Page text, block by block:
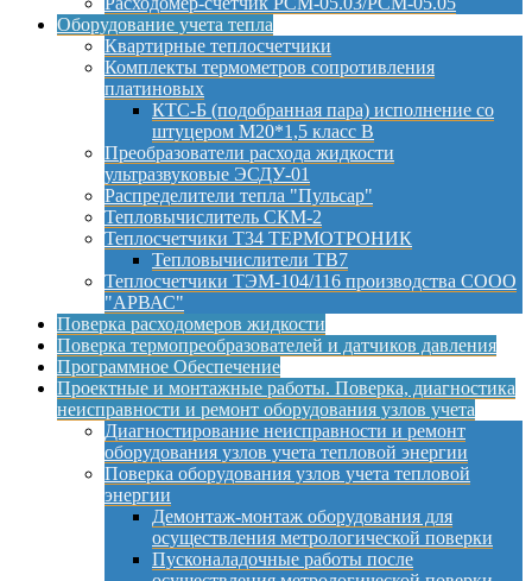
Оборудование учета тепла
Квартирные теплосчетчики
Комплекты термометров сопротивления
платиновых
КТС-Б (подобранная пара) исполнение со
штуцером М20*1,5 класс B
Преобразователи расхода жидкости
ультразвуковые ЭСДУ-01
Распределители тепла "Пульсар"
Тепловычислитель СКМ-2
Теплосчетчики Т34 ТЕРМОТРОНИК
Тепловычислители ТВ7
Теплосчетчики ТЭМ-104/116 производства СООО
"АРВАС"
Поверка расходомеров жидкости
Поверка термопреобразователей и датчиков давления
Программное Обеспечение
Проектные и монтажные работы. Поверка, диагностика
неисправности и ремонт оборудования узлов учета
Диагностирование неисправности и ремонт
оборудования узлов учета тепловой энергии
Поверка оборудования узлов учета тепловой
энергии
Демонтаж-монтаж оборудования для
осуществления метрологической поверки
Пусконаладочные работы после